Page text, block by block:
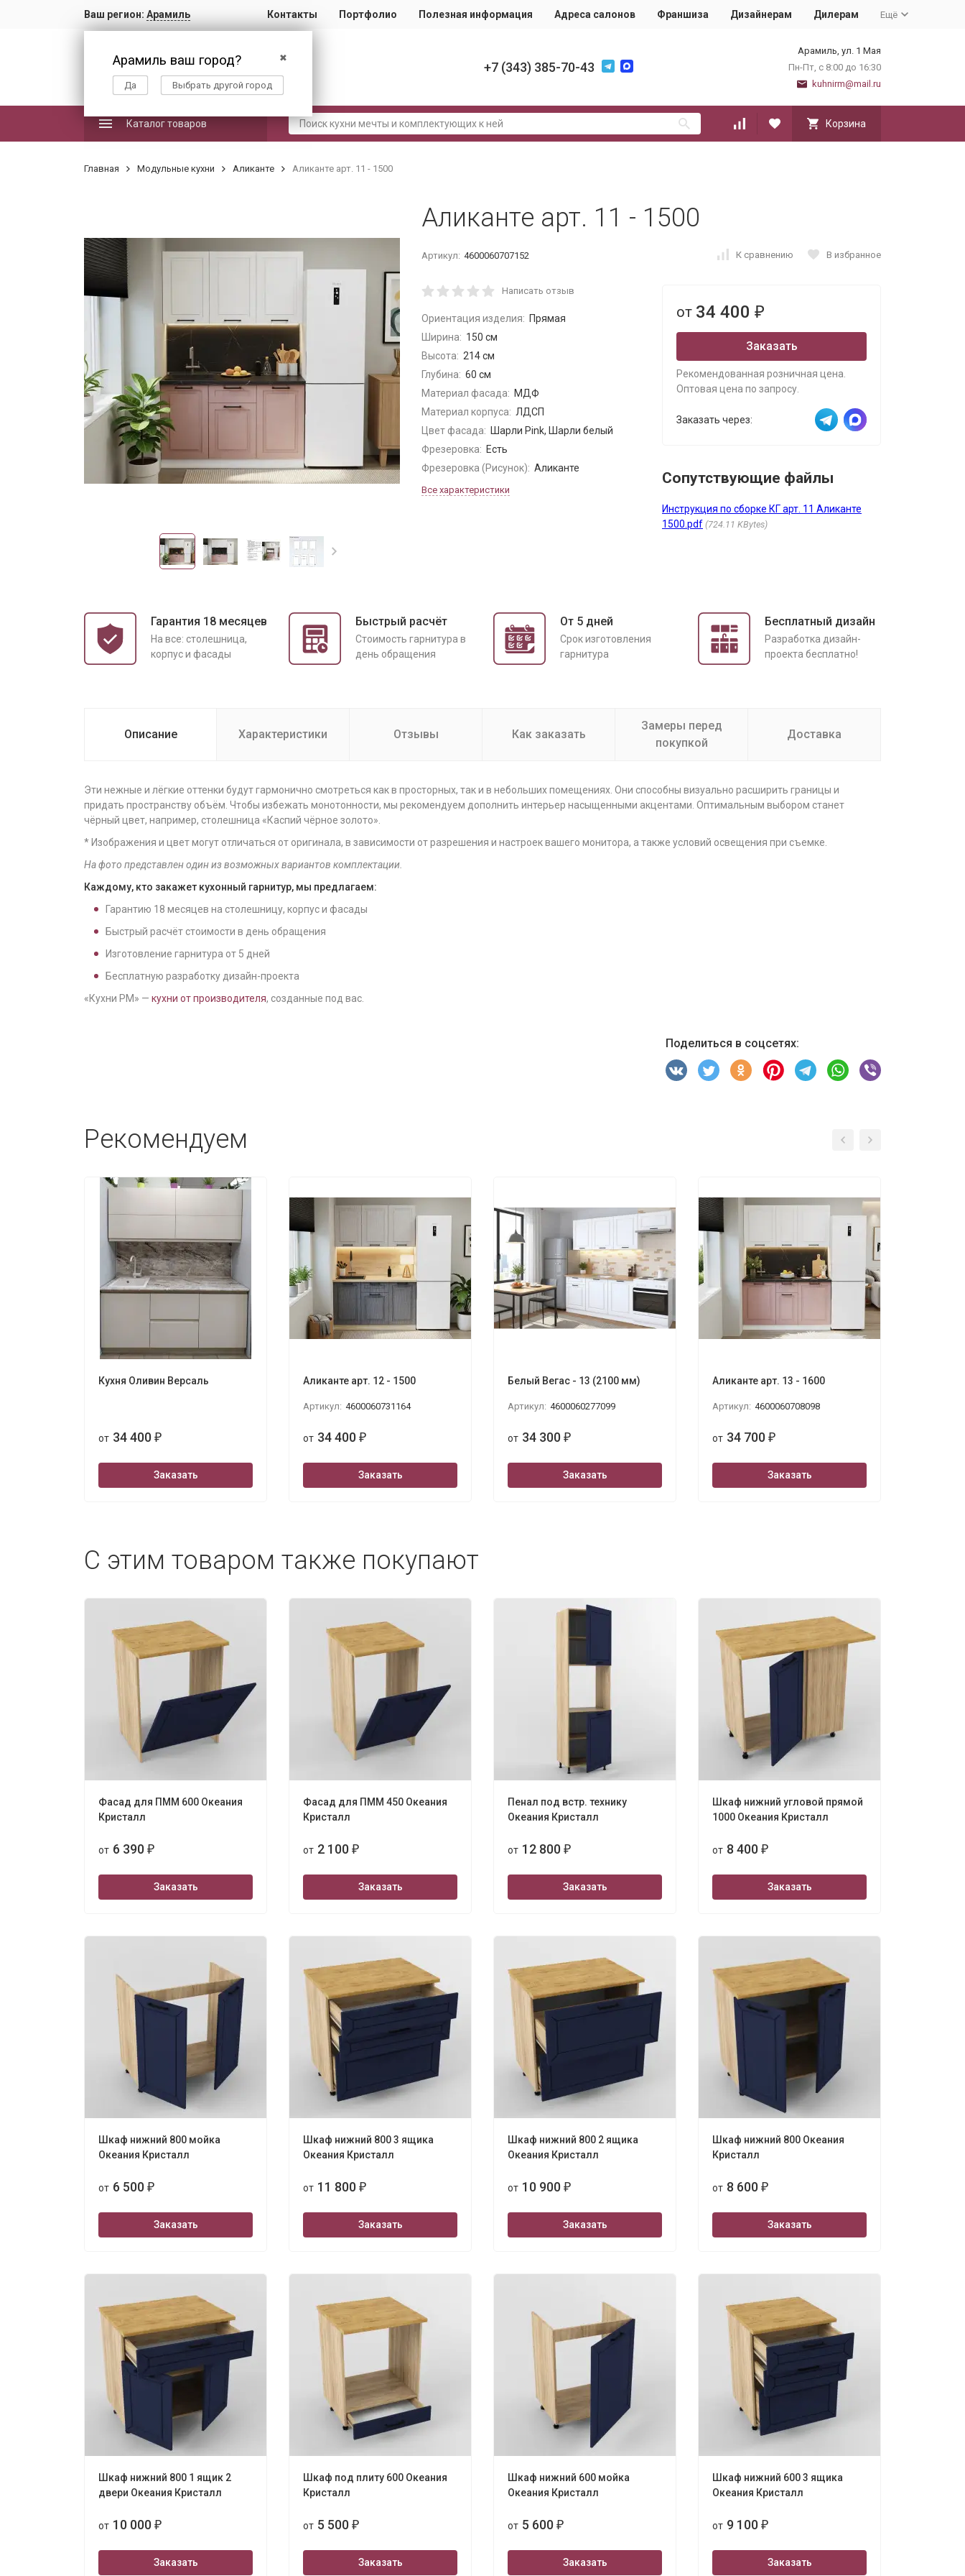
Ваш регион: Арамиль
✖
Арамиль ваш город?
Да Выбрать другой город
Контакты Портфолио Полезная информация Адреса салонов Франшиза Дизайнерам Дилерам Ещё
+7 (343) 385-70-43
Арамиль, ул. 1 Мая
Пн-Пт, с 8:00 до 16:30
kuhnirm@mail.ru
Каталог товаров Корзина
Главная Модульные кухни Аликанте Аликанте арт. 11 - 1500
Аликанте арт. 11 - 1500
Артикул: 4600060707152 К сравнению В избранное
Написать отзыв
Ориентация изделия: Прямая
Ширина: 150 см
Высота: 214 см
Глубина: 60 см
Материал фасада: МДФ
Материал корпуса: ЛДСП
Цвет фасада: Шарли Pink, Шарли белый
Фрезеровка: Есть
Фрезеровка (Рисунок): Аликанте
Все характеристики
от 34 400 ₽
Заказать
Рекомендованная розничная цена.
Оптовая цена по запросу.
Заказать через:
Сопутствующие файлы
Инструкция по сборке КГ арт. 11 Аликанте
1500.pdf 724.11 KBytes
Гарантия 18 месяцев
На все: столешница,
корпус и фасады
Быстрый расчёт
Cтоимость гарнитура в
день обращения
От 5 дней
Срок изготовления
гарнитура
Бесплатный дизайн
Разработка дизайн-
проекта бесплатно!
Описание Характеристики Отзывы Как заказать
Замеры перед
покупкой
Доставка
Эти нежные и лёгкие оттенки будут гармонично смотреться как в просторных, так и в небольших помещениях. Они способны визуально расширить границы и
придать пространству объём. Чтобы избежать монотонности, мы рекомендуем дополнить интерьер насыщенными акцентами. Оптимальным выбором станет
чёрный цвет, например, столешница «Каспий чёрное золото».
* Изображения и цвет могут отличаться от оригинала, в зависимости от разрешения и настроек вашего монитора, а также условий освещения при съемке.
На фото представлен один из возможных вариантов комплектации.
Каждому, кто закажет кухонный гарнитур, мы предлагаем:
Гарантию 18 месяцев на столешницу, корпус и фасады
Быстрый расчёт стоимости в день обращения
Изготовление гарнитура от 5 дней
Бесплатную разработку дизайн-проекта
«Кухни РМ» — кухни от производителя, созданные под вас.
Поделиться в соцсетях:
Рекомендуем
Кухня Оливин Версаль
от 34 400 ₽
Заказать
Аликанте арт. 12 - 1500
Артикул: 4600060731164
от 34 400 ₽
Заказать
Белый Вегас - 13 (2100 мм)
Артикул: 4600060277099
от 34 300 ₽
Заказать
Аликанте арт. 13 - 1600
Артикул: 4600060708098
от 34 700 ₽
Заказать
С этим товаром также покупают
Фасад для ПММ 600 Океания
Кристалл
от 6 390 ₽
Заказать
Фасад для ПММ 450 Океания
Кристалл
от 2 100 ₽
Заказать
Пенал под встр. технику
Океания Кристалл
от 12 800 ₽
Заказать
Шкаф нижний угловой прямой
1000 Океания Кристалл
от 8 400 ₽
Заказать
Шкаф нижний 800 мойка
Океания Кристалл
от 6 500 ₽
Заказать
Шкаф нижний 800 3 ящика
Океания Кристалл
от 11 800 ₽
Заказать
Шкаф нижний 800 2 ящика
Океания Кристалл
от 10 900 ₽
Заказать
Шкаф нижний 800 Океания
Кристалл
от 8 600 ₽
Заказать
Шкаф нижний 800 1 ящик 2
двери Океания Кристалл
от 10 000 ₽
Заказать
Шкаф под плиту 600 Океания
Кристалл
от 5 500 ₽
Заказать
Шкаф нижний 600 мойка
Океания Кристалл
от 5 600 ₽
Заказать
Шкаф нижний 600 3 ящика
Океания Кристалл
от 9 100 ₽
Заказать